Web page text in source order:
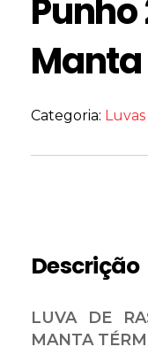
Categoria: Luvas
Descrição
LUVA DE
MANTA